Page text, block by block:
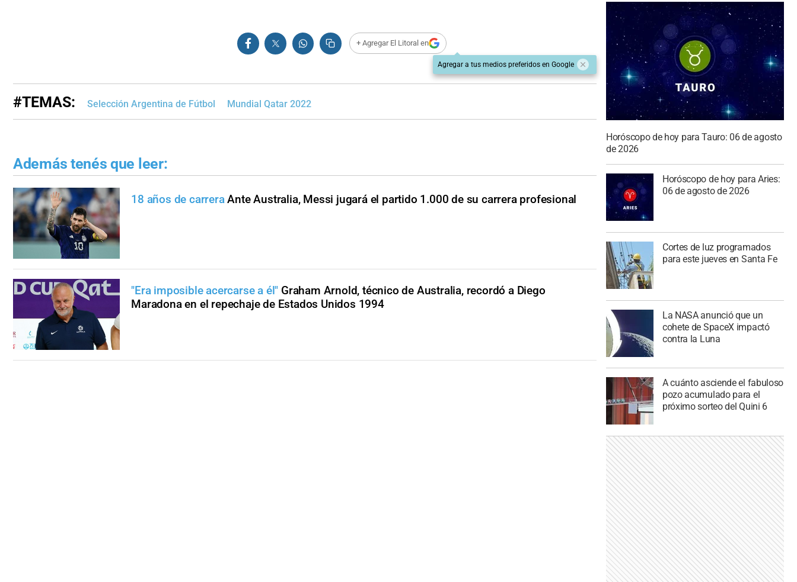
+ Agregar El Litoral en
Agregar a tus medios preferidos en Google
#TEMAS: Selección Argentina de Fútbol Mundial Qatar 2022
Además tenés que leer:
18 años de carrera Ante Australia, Messi jugará el partido 1.000 de su carrera profesional
"Era imposible acercarse a él" Graham Arnold, técnico de Australia, recordó a Diego
Maradona en el repechaje de Estados Unidos 1994
Horóscopo de hoy para Tauro: 06 de agosto
de 2026
Horóscopo de hoy para Aries:
06 de agosto de 2026
Cortes de luz programados
para este jueves en Santa Fe
La NASA anunció que un
cohete de SpaceX impactó
contra la Luna
A cuánto asciende el fabuloso
pozo acumulado para el
próximo sorteo del Quini 6